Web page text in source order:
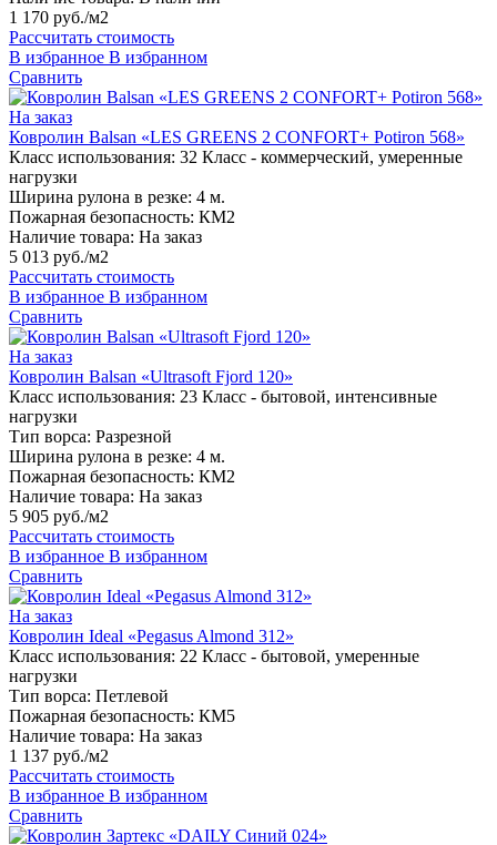
1 170 руб./м2
Рассчитать стоимость
В избранное В избранном
Сравнить
На заказ
Ковролин Balsan «LES GREENS 2 CONFORT+ Potiron 568»
Класс использования: 32 Класс - коммерческий, умеренные
нагрузки
Ширина рулона в резке: 4 м.
Пожарная безопасность: КМ2
Наличие товара: На заказ
5 013 руб./м2
Рассчитать стоимость
В избранное В избранном
Сравнить
На заказ
Ковролин Balsan «Ultrasoft Fjord 120»
Класс использования: 23 Класс - бытовой, интенсивные
нагрузки
Тип ворса: Разрезной
Ширина рулона в резке: 4 м.
Пожарная безопасность: КМ2
Наличие товара: На заказ
5 905 руб./м2
Рассчитать стоимость
В избранное В избранном
Сравнить
На заказ
Ковролин Ideal «Pegasus Almond 312»
Класс использования: 22 Класс - бытовой, умеренные
нагрузки
Тип ворса: Петлевой
Пожарная безопасность: КМ5
Наличие товара: На заказ
1 137 руб./м2
Рассчитать стоимость
В избранное В избранном
Сравнить